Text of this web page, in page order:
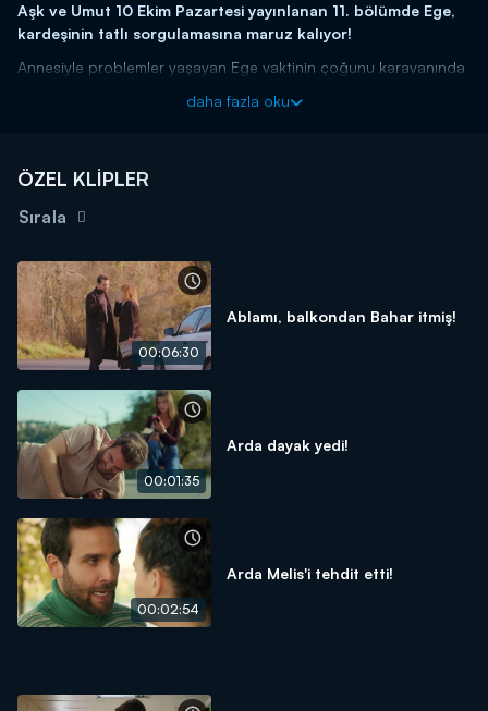
Aşk ve Umut 10 Ekim Pazartesi yayınlanan 11. bölümde Ege,
kardeşinin tatlı sorgulamasına maruz kalıyor!
Annesiyle problemler yaşayan Ege vaktinin çoğunu karavanında
kardeşini göndermiştir. Ege'nin düşünceli hali kardeşinin dikkatini
Aşk ve Umut yeni bölümleriyle hafta içi her gün Kanal D'de!
daha fazla oku
ÖZEL KLİPLER
Sırala
00:06:30
Ablamı, balkondan Bahar itmiş!
00:01:35
Arda dayak yedi!
00:02:54
Arda Melis'i tehdit etti!